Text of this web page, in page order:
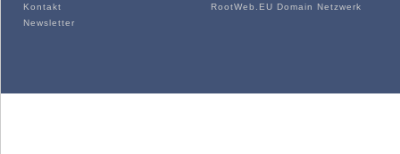
Kontakt
Newsletter
RootWeb.EU Domain Netzwerk